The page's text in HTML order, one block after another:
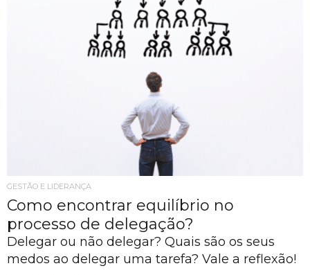
GESTÃO E LIDERANÇA
Como encontrar equilíbrio no
processo de delegação?
Delegar ou não delegar? Quais são os seus
medos ao delegar uma tarefa? Vale a reflexão!